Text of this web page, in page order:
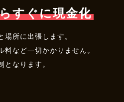
すぐに現金化
場所に出張します。
料など一切かかりません。
となります。